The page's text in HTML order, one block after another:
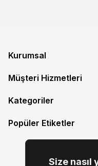
Kurumsal
Müşteri Hizmetleri
Kategoriler
Popüler Etiketler
Size nasıl